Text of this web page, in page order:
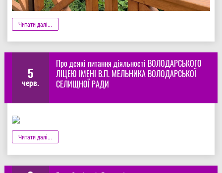
Деталі
Читати далі...
5
черв.
Про деякі питання діяльності ВОЛОДАРСЬКОГО
ЛІЦЕЮ ІМЕНІ В.П. МЕЛЬНИКА ВОЛОДАРСЬКОЇ
СЕЛИЩНОЇ РАДИ
Деталі
Читати далі...